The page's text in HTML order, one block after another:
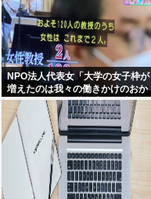
NPO法人代表女「大学の女子枠が
増えたのは我々の働きかけのおか
げです！」 女子枠提言の張本人が
見つかる